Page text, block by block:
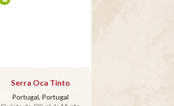
Serra Oca Tinto
Portugal, Portugal